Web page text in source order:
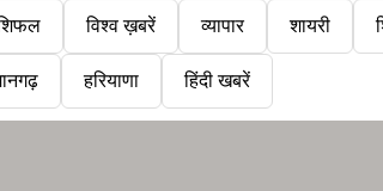
विश्व ख़बरें व्यापार शायरी
हरियाणा हिंदी खबरें